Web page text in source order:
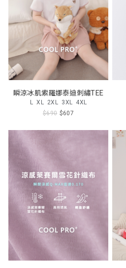
瞬涼冰肌索羅娜泰迪刺繡TEE
L XL 2XL 3XL 4XL
$690 $607